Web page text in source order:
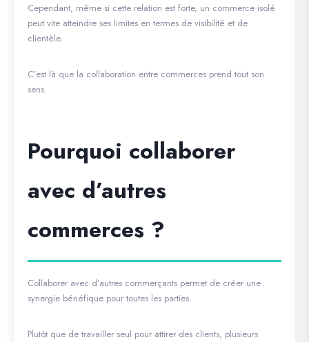
Cependant, même si cette relation est forte, un commerce isolé
peut vite atteindre ses limites en termes de visibilité et de
clientèle.
C’est là que la collaboration entre commerces prend tout son
sens.
Pourquoi collaborer
avec d’autres
commerces ?
Collaborer avec d’autres commerçants permet de créer une
synergie bénéfique pour toutes les parties.
Plutôt que de travailler seul pour attirer des clients, plusieurs